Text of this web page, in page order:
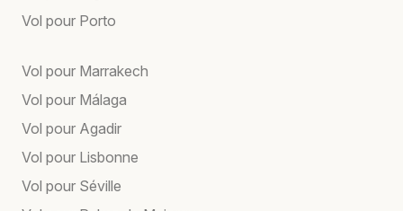
Vol pour Porto
Vol pour Marrakech
Vol pour Málaga
Vol pour Agadir
Vol pour Lisbonne
Vol pour Séville